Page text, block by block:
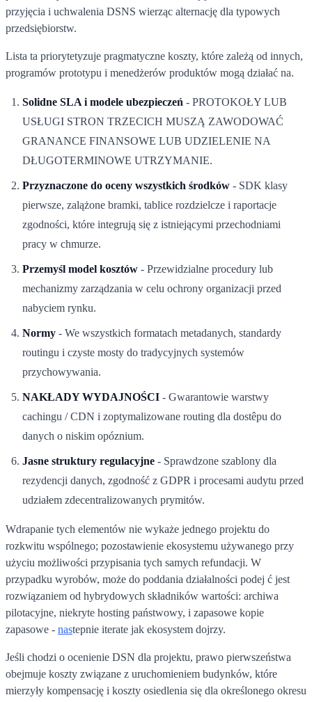
przyjęcia i uchwalenia DSNS wierząc alternację dla typowych
przedsiębiorstw.
Lista ta priorytetyzuje pragmatyczne koszty, które zależą od innych,
programów prototypu i menedżerów produktów mogą działać na.
Solidne SLA i modele ubezpieczeń - PROTOKOŁY LUB
USŁUGI STRON TRZECICH MUSZĄ ZAWODOWAĆ
GRANANCE FINANSOWE LUB UDZIELENIE NA
DŁUGOTERMINOWE UTRZYMANIE.
Przyznaczone do oceny wszystkich środków - SDK klasy
pierwsze, zalążone bramki, tablice rozdzielcze i raportacje
zgodności, które integrują się z istniejącymi przechodniami
pracy w chmurze.
Przemyśl model kosztów - Przewidzialne procedury lub
mechanizmy zarządzania w celu ochrony organizacji przed
nabyciem rynku.
Normy - We wszystkich formatach metadanych, standardy
routingu i czyste mosty do tradycyjnych systemów
przychowywania.
NAKŁADY WYDAJNOŚCI - Gwarantowie warstwy
cachingu / CDN i zoptymalizowane routing dla dostêpu do
danych o niskim opóznium.
Jasne struktury regulacyjne - Sprawdzone szablony dla
rezydencji danych, zgodność z GDPR i procesami audytu przed
udziałem zdecentralizowanych prymitów.
Wdrapanie tych elementów nie wykaże jednego projektu do
rozkwitu wspólnego; pozostawienie ekosystemu używanego przy
użyciu możliwości przypisania tych samych refundacji. W
przypadku wyrobów, może do poddania działalności podej ć jest
rozwiązaniem od hybrydowych składników wartości: archiwa
pilotacyjne, niekryte hosting państwowy, i zapasowe kopie
zapasowe - nastepnie iterate jak ekosystem dojrzy.
Jeśli chodzi o ocenienie DSN dla projektu, prawo pierwszeństwa
obejmuje koszty związane z uruchomieniem budynków, które
mierzyły kompensację i koszty osiedlenia się dla określonego okresu